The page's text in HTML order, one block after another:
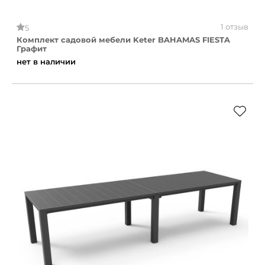
5
1 отзыв
Комплект садовой мебели Keter BAHAMAS FIESTA
Графит
нет в наличии